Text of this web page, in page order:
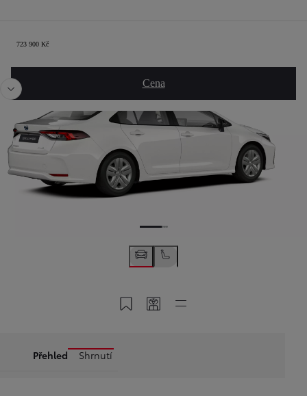
723 900 Kč
Cena
Shrnutí
Předchozí Další
Uložit do MyToyota
Sdílet kód
Přehled Shrnutí